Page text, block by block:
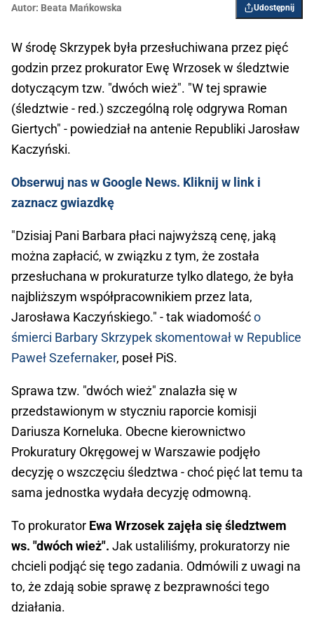
Autor: Beata Mańkowska Udostępnij
W środę Skrzypek była przesłuchiwana przez pięć
godzin przez prokurator Ewę Wrzosek w śledztwie
dotyczącym tzw. "dwóch wież". "W tej sprawie
(śledztwie - red.) szczególną rolę odgrywa Roman
Giertych" - powiedział na antenie Republiki Jarosław
Kaczyński.
Obserwuj nas w Google News. Kliknij w link i
zaznacz gwiazdkę
"Dzisiaj Pani Barbara płaci najwyższą cenę, jaką
można zapłacić, w związku z tym, że została
przesłuchana w prokuraturze tylko dlatego, że była
najbliższym współpracownikiem przez lata,
Jarosława Kaczyńskiego." - tak wiadomośćo
śmierci Barbary Skrzypek skomentował w Republice
Paweł Szefernaker, poseł PiS.
Sprawa tzw. "dwóch wież" znalazła się w
przedstawionym w styczniu raporcie komisji
Dariusza Korneluka. Obecne kierownictwo
Prokuratury Okręgowej w Warszawie podjęło
decyzję o wszczęciu śledztwa - choć pięć lat temu ta
sama jednostka wydała decyzję odmowną.
To prokurator Ewa Wrzosek zajęła się śledztwem
ws. "dwóch wież". Jak ustaliliśmy, prokuratorzy nie
chcieli podjąć się tego zadania. Odmówili z uwagi na
to, że zdają sobie sprawę z bezprawności tego
działania.